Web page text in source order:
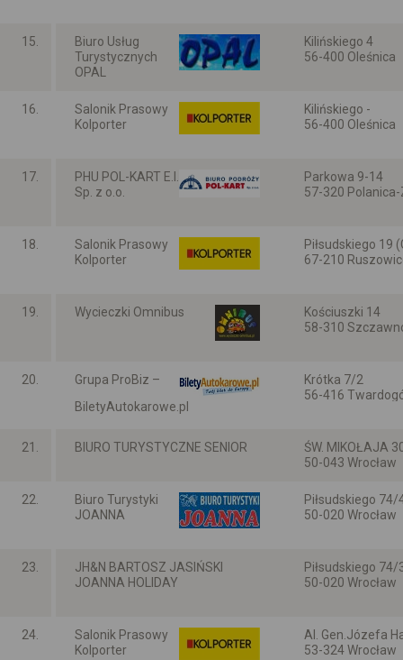
15.
Biuro Usług
Turystycznych
OPAL
Kilińskiego 4
56-400 Oleśnica
16.
Salonik Prasowy
Kolporter
Kilińskiego -
56-400 Oleśnica
17.
PHU POL-KART E.I.
Sp. z o.o.
Parkowa 9-14
57-320
18.
Salonik Prasowy
Kolporter
Piłsudskiego 19
67-210
19. Wycieczki Omnibus
Kościuszki 14
58-310
20.
Grupa ProBiz –
BiletyAutokarowe.pl
Krótka 7/2
56-416
21. BIURO TURYSTYCZNE SENIOR
ŚW. MIKOŁAJA
50-043 Wrocław
22.
Biuro Turystyki
JOANNA
Piłsudskiego 74/
50-020 Wrocław
23.
JH&N BARTOSZ JASIŃSKI
JOANNA HOLIDAY
Piłsudskiego 74/
50-020 Wrocław
24.
Salonik Prasowy
Kolporter
Al. Gen.Józefa
53-324 Wrocław